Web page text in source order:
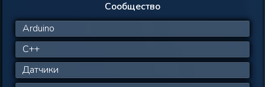
Сообщество
Arduino
C++
Датчики